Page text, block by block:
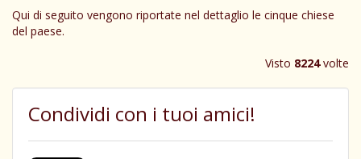
Qui di seguito vengono riportate nel dettaglio le cinque chiese
del paese.
Visto 8224volte
Condividi con i tuoi amici!